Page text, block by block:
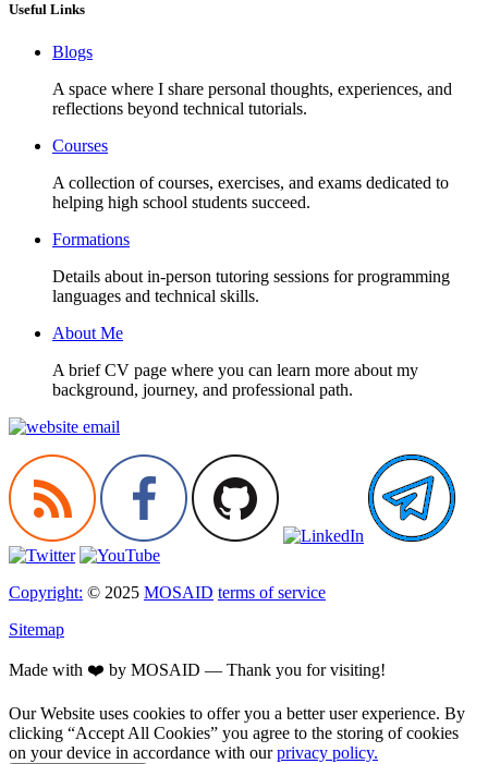
Useful Links
Blogs
A space where I share personal thoughts, experiences, and
reflections beyond technical tutorials.
Courses
A collection of courses, exercises, and exams dedicated to
helping high school students succeed.
Formations
Details about in-person tutoring sessions for programming
languages and technical skills.
About Me
A brief CV page where you can learn more about my
background, journey, and professional path.
Copyright: © 2025 MOSAID terms of service
Sitemap
Made with ❤️ by MOSAID — Thank you for visiting!
Our Website uses cookies to offer you a better user experience. By
clicking “Accept All Cookies” you agree to the storing of cookies
on your device in accordance with ourprivacy policy.